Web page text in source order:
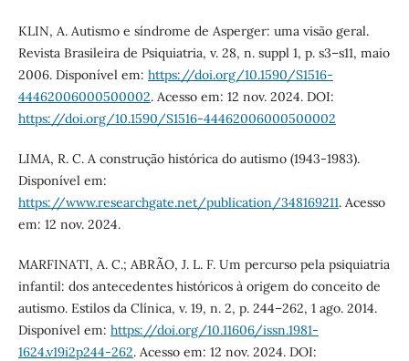
KLIN, A. Autismo e síndrome de Asperger: uma visão geral.
Revista Brasileira de Psiquiatria, v. 28, n. suppl 1, p. s3–s11, maio
2006. Disponível em: https://doi.org/10.1590/S1516-
44462006000500002. Acesso em: 12 nov. 2024. DOI:
https://doi.org/10.1590/S1516-44462006000500002
LIMA, R. C. A construção histórica do autismo (1943-1983).
Disponível em:
https://www.researchgate.net/publication/348169211. Acesso
em: 12 nov. 2024.
MARFINATI, A. C.; ABRÃO, J. L. F. Um percurso pela psiquiatria
infantil: dos antecedentes históricos à origem do conceito de
autismo. Estilos da Clínica, v. 19, n. 2, p. 244–262, 1 ago. 2014.
Disponível em: https://doi.org/10.11606/issn.1981-
1624.v19i2p244-262. Acesso em: 12 nov. 2024. DOI: